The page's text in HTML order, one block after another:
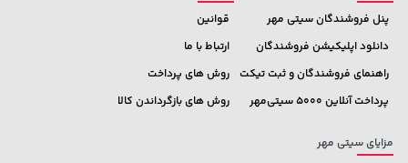
پنل فروشندگان سیتی مهر
دانلود اپلیکیشن فروشندگان
راهنمای فروشندگان و ثبت تیکت
پرداخت آنلاین 5000 سیتی‌مهر
قوانین
ارتباط با ما
روش های پرداخت
روش های بازگرداندن کالا
مزایای سیتی مهر